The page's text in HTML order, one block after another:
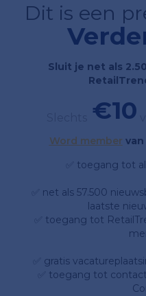
Dit is een
Sluit je net als
€10
Word member
✅ toegang tot
✅ net als 57.500
laatste
✅ toegang tot
✅ gratis
✅ toegang tot